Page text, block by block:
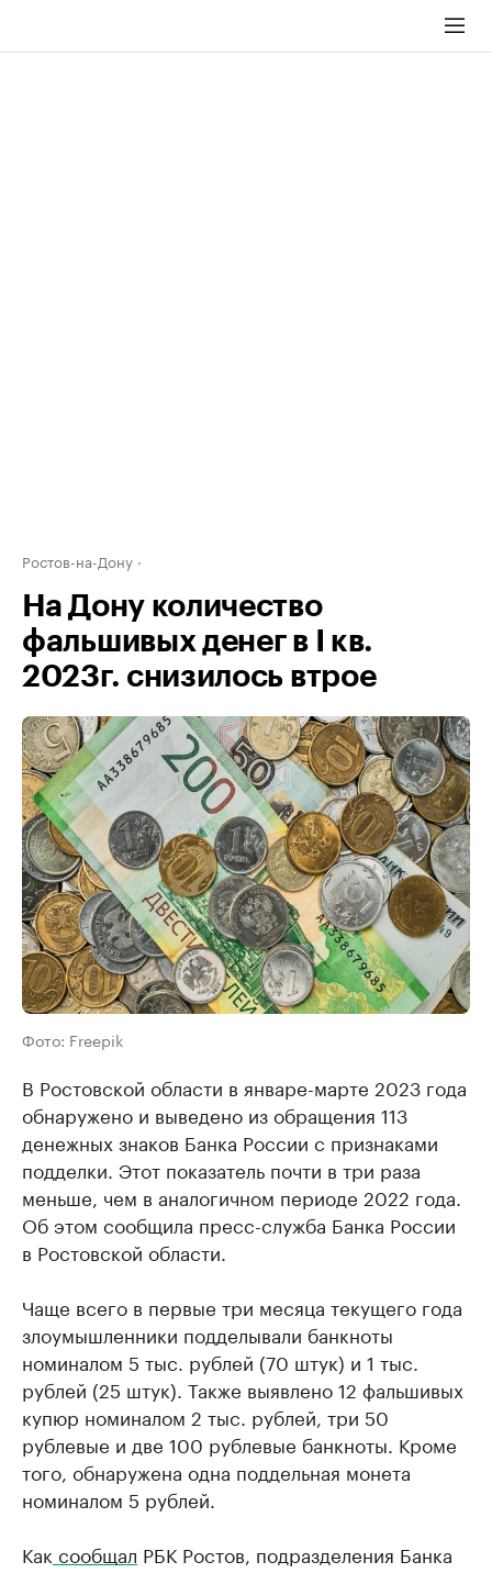
Ростов-на-Дону
На Дону количество
фальшивых денег в I кв.
2023г. снизилось втрое
Фото: Freepik
В Ростовской области в январе-марте 2023 года
обнаружено и выведено из обращения 113
денежных знаков Банка России с признаками
подделки. Этот показатель почти в три раза
меньше, чем в аналогичном периоде 2022 года.
Об этом сообщила пресс-служба Банка России
в Ростовской области.
Чаще всего в первые три месяца текущего года
злоумышленники подделывали банкноты
номиналом 5 тыс. рублей (70 штук) и 1 тыс.
рублей (25 штук). Также выявлено 12 фальшивых
купюр номиналом 2 тыс. рублей, три 50
рублевые и две 100 рублевые банкноты. Кроме
того, обнаружена одна поддельная монета
номиналом 5 рублей.
Как сообщал РБК Ростов, подразделения Банка